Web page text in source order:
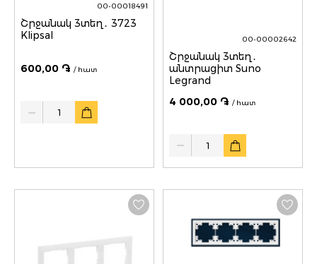
00-00018491
Շրջանակ 3տեղ․ 3723
Klipsal
600,00 ֏ / հատ
Quantity
00-00002642
Շրջանակ 3տեղ․
անտրացիտ Suno
Legrand
4 000,00 ֏ / հատ
Quantity